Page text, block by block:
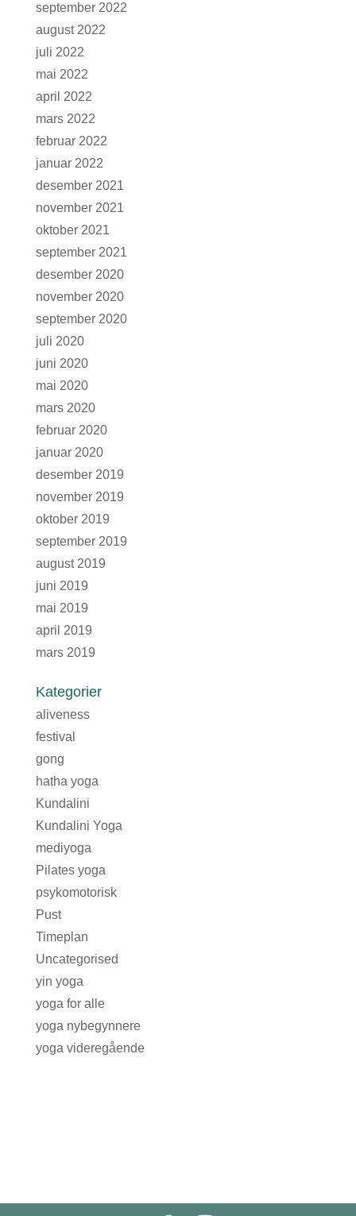
september 2022
august 2022
juli 2022
mai 2022
april 2022
mars 2022
februar 2022
januar 2022
desember 2021
november 2021
oktober 2021
september 2021
desember 2020
november 2020
september 2020
juli 2020
juni 2020
mai 2020
mars 2020
februar 2020
januar 2020
desember 2019
november 2019
oktober 2019
september 2019
august 2019
juni 2019
mai 2019
april 2019
mars 2019
Kategorier
aliveness
festival
gong
hatha yoga
Kundalini
Kundalini Yoga
mediyoga
Pilates yoga
psykomotorisk
Pust
Timeplan
Uncategorised
yin yoga
yoga for alle
yoga nybegynnere
yoga videregående